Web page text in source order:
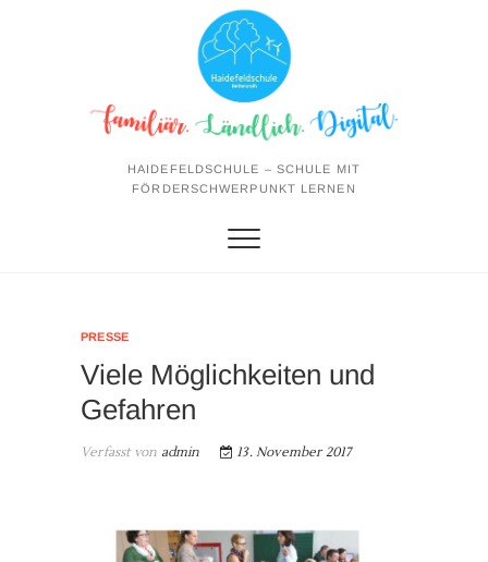
HAIDEFELDSCHULE – SCHULE MIT
FÖRDERSCHWERPUNKT LERNEN
PRESSE
Viele Möglichkeiten und
Gefahren
Verfasst von admin 13. November 2017